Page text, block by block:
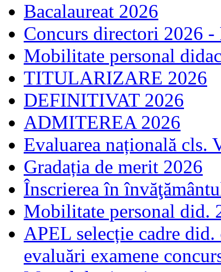
Bacalaureat 2026
Concurs directori 2026 -
Mobilitate personal
TITULARIZARE 2026
DEFINITIVAT 2026
ADMITEREA 2026
Evaluarea națională cls.
Gradația de merit 2026
Înscrierea în
Mobilitate personal did.
APEL selecție cadre
evaluări examene